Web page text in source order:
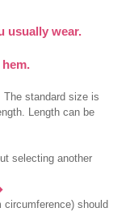
usually wear.
The standard size is
Length can be
selecting another
circumference) should